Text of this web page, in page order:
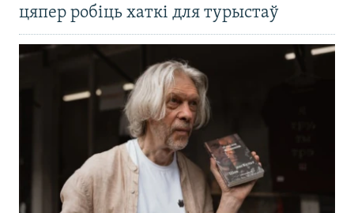
цяпер робіць хаткі для турыстаў